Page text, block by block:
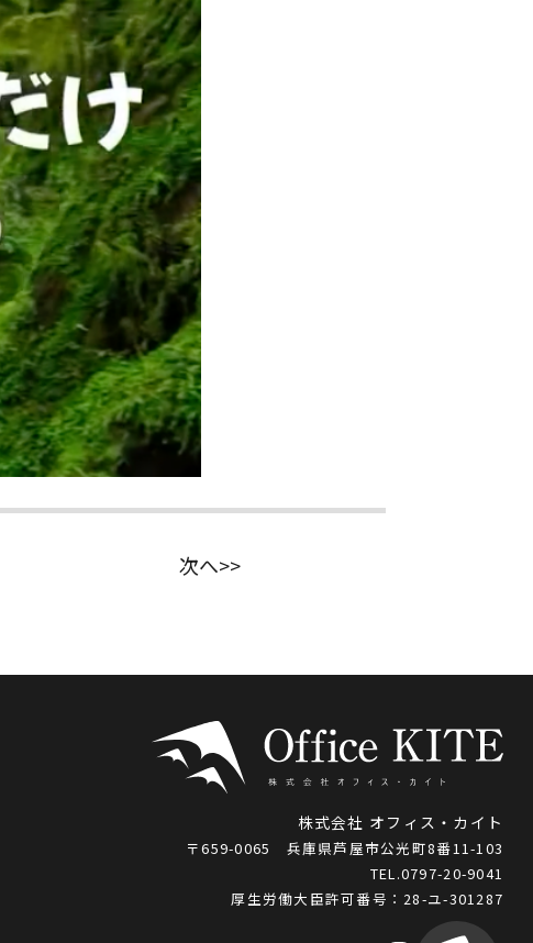
次へ>>
株式会社 オフィス・カイト
〒659-0065 兵庫県芦屋市公光町8番11-103
TEL.0797-20-9041
厚生労働大臣許可番号：28-ユ-301287